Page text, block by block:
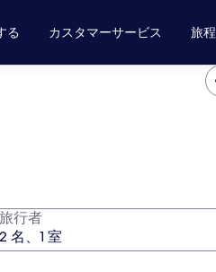
る カスタマーサービス 旅程
旅行者